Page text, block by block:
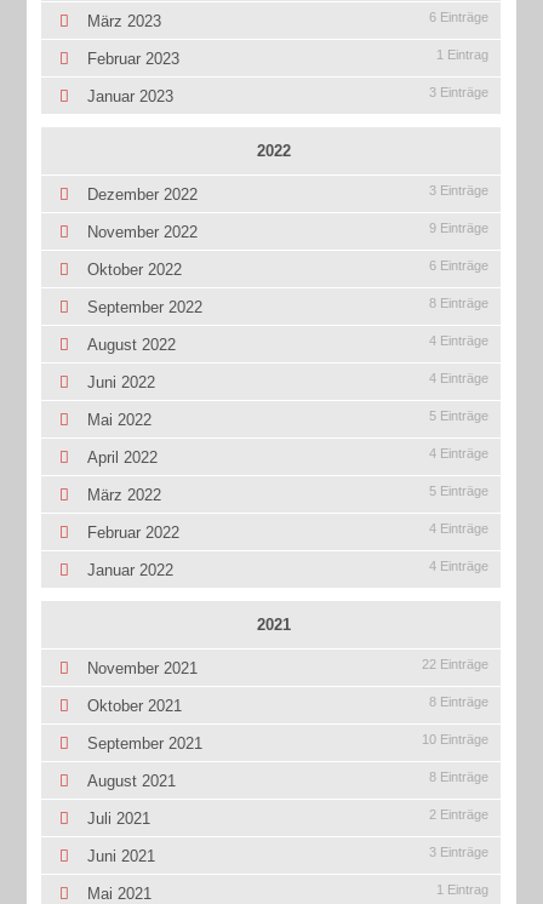
März 2023 6 Einträge
Februar 2023 1 Eintrag
Januar 2023 3 Einträge
2022
Dezember 2022 3 Einträge
November 2022 9 Einträge
Oktober 2022 6 Einträge
September 2022 8 Einträge
August 2022 4 Einträge
Juni 2022 4 Einträge
Mai 2022 5 Einträge
April 2022 4 Einträge
März 2022 5 Einträge
Februar 2022 4 Einträge
Januar 2022 4 Einträge
2021
November 2021 22 Einträge
Oktober 2021 8 Einträge
September 2021 10 Einträge
August 2021 8 Einträge
Juli 2021 2 Einträge
Juni 2021 3 Einträge
Mai 2021 1 Eintrag